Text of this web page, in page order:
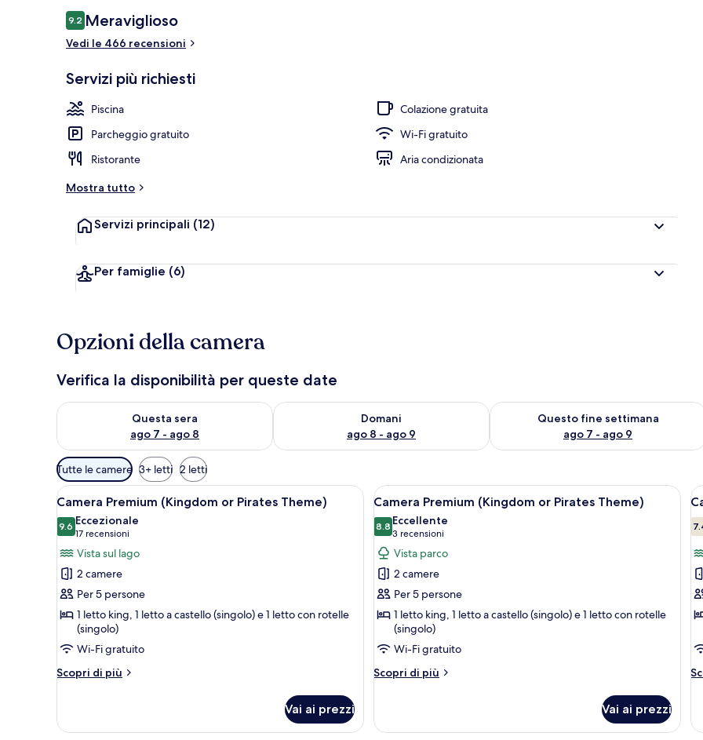
Recensioni
9.29.2 su 10
Meraviglioso
Vedi le 466 recensioni
Servizi più richiesti
Piscina
Colazione gratuita
Parcheggio gratuito
Wi-Fi gratuito
Ristorante
Aria condizionata
Mostra tutto
Servizi principali (12)
Per famiglie (6)
Opzioni della camera
Verifica la disponibilità per queste date
Questa sera
ago 7 - ago 8
Verifica la disponibilità per questa sera, ago 7 - ago 8
Domani
ago 8 - ago 9
Verifica la disponibilità per domani, ago 8 - ago 9
Questo fine settimana
ago 7 - ago 9
Verifica la disponibilità per questo
Filtri
disponibili
per
le
camere
Tutte le camere 3+ letti 2 letti
Apri
tutte
le
foto
per
Camera
Premium
(Kingdom
Pirates
Theme)
Una stanza con un letto decorato con un motivo a teschio e ossa incrociate, pareti in legno, una finestra
29
Camera Premium (Kingdom or Pirates Theme)
9.69.6 su 10
Eccezionale
17 recensioni
(17
recensioni)
Vista sul lago
2 camere
Per 5 persone
1 letto king, 1 letto a castello (singolo) e 1 letto con rotelle
(singolo)
Wi-Fi gratuito
Scopri di più
Altri
Premium
Vai ai prezzi
Apri
tutte
le
foto
per
Camera
Premium
(Kingdom
Pirates
Theme)
Una stanza con un letto decorato
30
Camera Premium (Kingdom or Pirates Theme)
8.88.8 su 10
Eccellente
3 recensioni
(3
recensioni)
Vista parco
2 camere
Per 5 persone
1 letto king, 1 letto a castello (singolo) e 1 letto con rotelle
(singolo)
Wi-Fi gratuito
Scopri di più
Altri
Premium
Vai ai prezzi
le